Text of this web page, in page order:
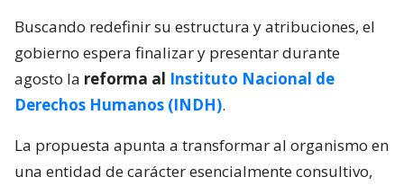
Buscando redefinir su estructura y atribuciones, el
gobierno espera finalizar y presentar durante
agosto la reforma al Instituto Nacional de
Derechos Humanos (INDH).
La propuesta apunta a transformar al organismo en
una entidad de carácter esencialmente consultivo,